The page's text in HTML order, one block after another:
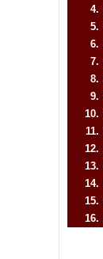
4.
5.
6.
7.
8.
9.
10.
11.
12.
13.
14.
15.
16.